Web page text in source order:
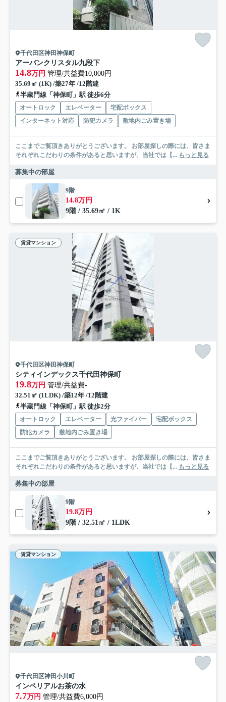
千代田区神田神保町
アーバンクリスタル九段下
14.8万円 管理/共益費10,000円
35.69㎡ (1K) /築27年 /12階建
半蔵門線「神保町」駅 徒歩6分
オートロック エレベーター
宅配ボックス
インターネット対応
防犯カメラ 敷地内ごみ置き場
ここまでご覧頂きありがとうございます。 お部屋探しの際には、皆さま
それぞれこだわりの条件があると思いますが、当社では【... もっと見る
募集中の部屋
9階
14.8万円
9階 / 35.69㎡ / 1K
賃貸マンション
千代田区神田神保町
シティインデックス千代田神保町
19.8万円 管理/共益費-
32.51㎡ (1LDK) /築12年 /12階建
半蔵門線「神保町」駅 徒歩2分
オートロック エレベーター 光ファイバー
宅配ボックス
防犯カメラ
敷地内ごみ置き場
ここまでご覧頂きありがとうございます。 お部屋探しの際には、皆さま
それぞれこだわりの条件があると思いますが、当社では【... もっと見る
募集中の部屋
9階
19.8万円
9階 / 32.51㎡ / 1LDK
賃貸マンション
千代田区神田小川町
インペリアルお茶の水
7.7万円 管理/共益費6,000円